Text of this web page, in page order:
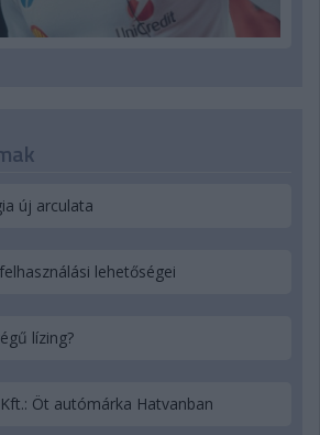
új arculata
lehetőségei
lízing?
Öt autómárka Hatvanban